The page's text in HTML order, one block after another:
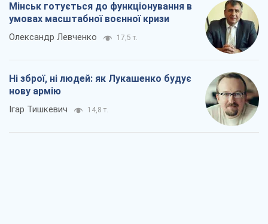
Мінськ готується до функціонування в
умовах масштабної воєнної кризи
Олександр Левченко 17,5 т.
Ні зброї, ні людей: як Лукашенко будує
нову армію
Ігар Тишкевич 14,8 т.